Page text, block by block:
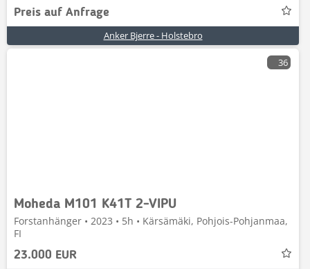
Preis auf Anfrage
Anker Bjerre - Holstebro
36
Moheda M101 K41T 2-VIPU
Forstanhänger • 2023 • 5h • Kärsämäki, Pohjois-Pohjanmaa,
FI
23.000 EUR